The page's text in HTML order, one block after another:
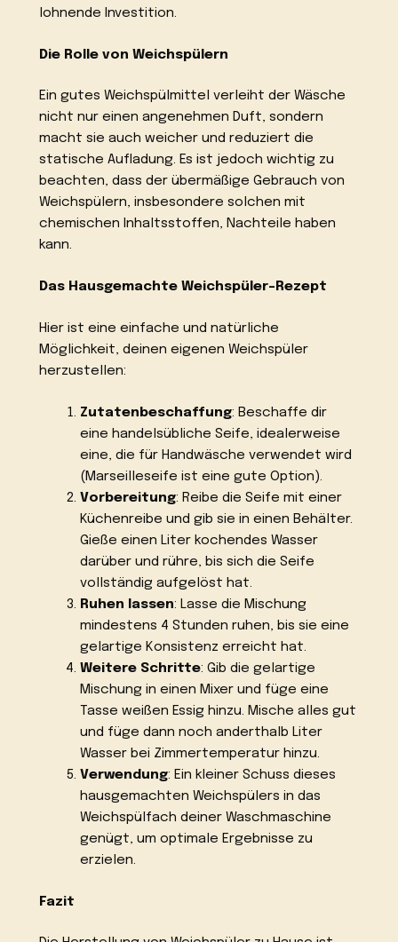
lohnende Investition.
Die Rolle von Weichspülern
Ein gutes Weichspülmittel verleiht der Wäsche
nicht nur einen angenehmen Duft, sondern
macht sie auch weicher und reduziert die
statische Aufladung. Es ist jedoch wichtig zu
beachten, dass der übermäßige Gebrauch von
Weichspülern, insbesondere solchen mit
chemischen Inhaltsstoffen, Nachteile haben
kann.
Das Hausgemachte Weichspüler-Rezept
Hier ist eine einfache und natürliche
Möglichkeit, deinen eigenen Weichspüler
herzustellen:
Zutatenbeschaffung: Beschaffe dir
eine handelsübliche Seife, idealerweise
eine, die für Handwäsche verwendet wird
(Marseilleseife ist eine gute Option).
Vorbereitung: Reibe die Seife mit einer
Küchenreibe und gib sie in einen Behälter.
Gieße einen Liter kochendes Wasser
darüber und rühre, bis sich die Seife
vollständig aufgelöst hat.
Ruhen lassen: Lasse die Mischung
mindestens 4 Stunden ruhen, bis sie eine
gelartige Konsistenz erreicht hat.
Weitere Schritte: Gib die gelartige
Mischung in einen Mixer und füge eine
Tasse weißen Essig hinzu. Mische alles gut
und füge dann noch anderthalb Liter
Wasser bei Zimmertemperatur hinzu.
Verwendung: Ein kleiner Schuss dieses
hausgemachten Weichspülers in das
Weichspülfach deiner Waschmaschine
genügt, um optimale Ergebnisse zu
erzielen.
Fazit